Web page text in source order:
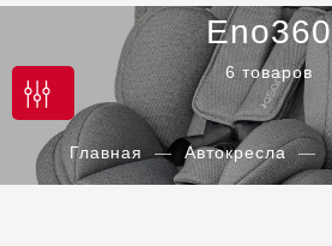
Eno360
6 товаров
Главная Автокресла